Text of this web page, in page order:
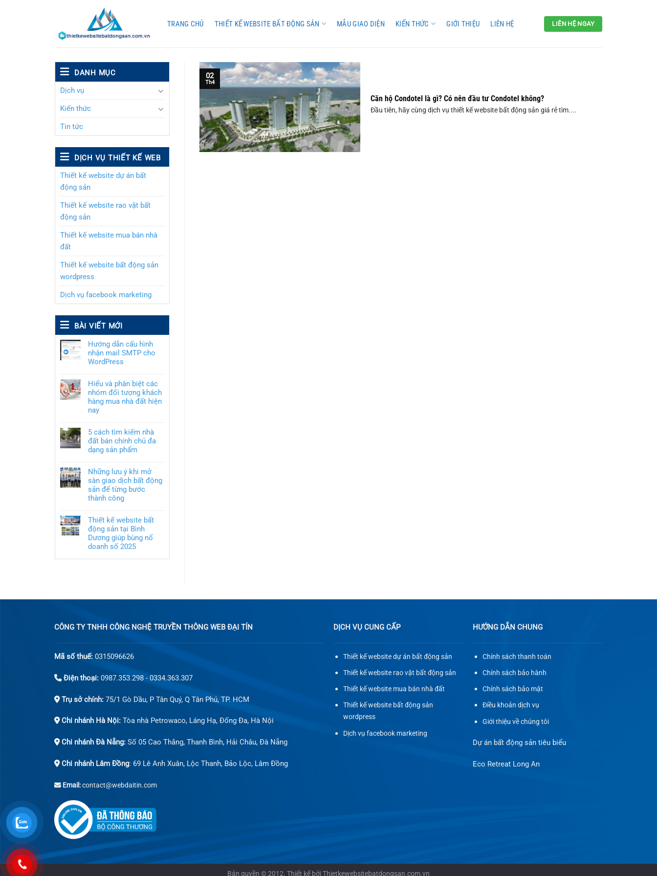
TRANG CHỦ THIẾT KẾ WEBSITE BẤT ĐỘNG SẢN MẪU GIAO DIỆN KIẾN THỨC GIỚI THIỆU LIÊN HỆ LIÊN HỆ NGAY
DANH MỤC
Dịch vụ
Kiến thức
Tin tức
DỊCH VỤ THIẾT KẾ WEB
Thiết kế website dự án bất
động sản
Thiết kế website rao vặt bất
động sản
Thiết kế website mua bán nhà
đất
Thiết kế website bất động sản
wordpress
Dịch vụ facebook marketing
BÀI VIẾT MỚI
Hướng dẫn cấu hình
nhận mail SMTP cho
WordPress
Hiểu và phân biệt các
nhóm đối tượng khách
hàng mua nhà đất hiện
nay
5 cách tìm kiếm nhà
đất bán chính chủ đa
dạng sản phẩm
Những lưu ý khi mở
sàn giao dịch bất động
sản để từng bước
thành công
Thiết kế website bất
động sản tại Bình
Dương giúp bùng nổ
doanh số 2025
Căn hộ Condotel là gì? Có nên đầu tư Condotel không?
Đầu tiên, hãy cùng dịch vụ thiết kế website bất động sản giá rẻ tìm....
02
Th4
CÔNG TY TNHH CÔNG NGHỆ TRUYỀN THÔNG WEB ĐẠI TÍN
Mã số thuế:0315096626
Điện thoại:0987.353.298 - 0334.363.307
Trụ sở chính:75/1 Gò Dầu, P Tân Quý, Q Tân Phú, TP. HCM
Chi nhánh Hà Nội:Tòa nhà Petrowaco, Láng Hạ, Đống Đa, Hà Nội
Chi nhánh Đà Nẵng:Số 05 Cao Thắng, Thanh Bình, Hải Châu, Đà Nẵng
Chi nhánh Lâm Đồng: 69 Lê Anh Xuân, Lộc Thanh, Bảo Lộc, Lâm Đồng
Email: contact@webdaitin.com
DỊCH VỤ CUNG CẤP
Thiết kế website dự án bất động sản
Thiết kế website rao vặt bất động sản
Thiết kế website mua bán nhà đất
Thiết kế website bất động sản
wordpress
Dịch vụ facebook marketing
HƯỚNG DẪN CHUNG
Chính sách thanh toán
Chính sách bảo hành
Chính sách bảo mật
Điều khoản dịch vụ
Giới thiệu về chúng tôi
Dự án bất động sản tiêu biểu
Eco Retreat Long An
Bản quyền © 2012. Thiết kế bởi Thietkewebsitebatdongsan.com.vn